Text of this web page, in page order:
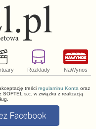
Rozkłady NaWynos
treści regulaminu Konta oraz
s.c. w związku z realizacją